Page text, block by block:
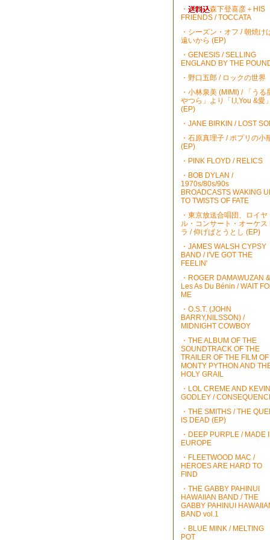
・
森下登喜彦＋HIS
FRIENDS / TOCCATA
・シーズン・オフ / 朝焼け
遠いから (EP)
・GENESIS / SELLING
ENGLAND BY THE
・野口五郎 / ロックの世界
・小林泉美 (MIMI) / 「うる
やつら」より「I,I,You &愛」
(EP)
・JANE BIRKIN / LOST
・石原真理子 / ポプリの小
(EP)
・PINK FLOYD / RELICS
・BOB DYLAN /
1970s/80s/90s
BROADCASTS WAKING
TO TWISTS OF FATE
・東京放送合唱団、ロイヤ
ル・コンサート・オーケス
ラ / 仰げばとうとし (EP)
・JAMES WALSH CYPSY
BAND / I'VE GOT THE
FEELIN'
・ROGER DAMAWUZAN &
Les As Du Bénin / WAIT
ME
・O.S.T. (JOHN
BARRY,NILSSON) /
MIDNIGHT COWBOY
・THE ALBUM OF THE
SOUNDTRACK OF THE
TRAILER OF THE FILM OF
MONTY PYTHON AND
HOLY GRAIL
・LOL CREME AND KEVIN
GODLEY /
・THE SMITHS / THE
IS DEAD (EP)
・DEEP PURPLE / MADE
EUROPE
・FLEETWOOD MAC /
HEROES ARE HARD TO
FIND
・THE GABBY PAHINUI
HAWAIIAN BAND / THE
GABBY PAHINUI
BAND vol.1
・BLUE MINK / MELTING
POT